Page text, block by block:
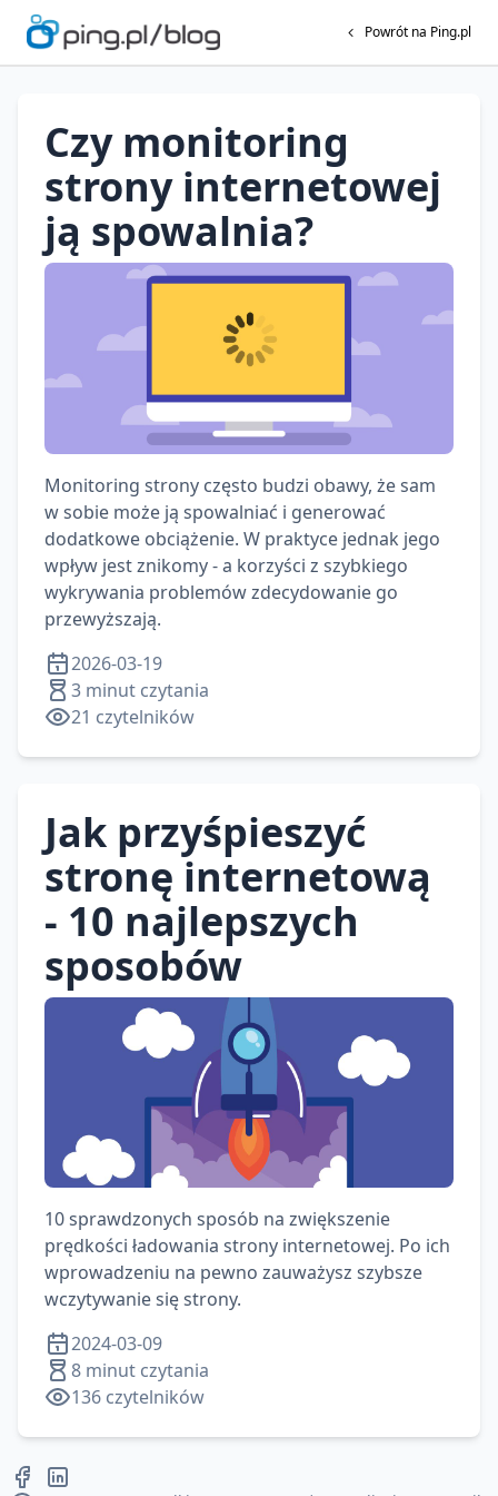
Powrót na Ping.pl
Czy monitoring
strony internetowej
ją spowalnia?
Monitoring strony często budzi obawy, że sam
w sobie może ją spowalniać i generować
dodatkowe obciążenie. W praktyce jednak jego
wpływ jest znikomy - a korzyści z szybkiego
wykrywania problemów zdecydowanie go
przewyższają.
2026-03-19
3 minut czytania
21 czytelników
Jak przyśpieszyć
stronę internetową
- 10 najlepszych
sposobów
10 sprawdzonych sposób na zwiększenie
prędkości ładowania strony internetowej. Po ich
wprowadzeniu na pewno zauważysz szybsze
wczytywanie się strony.
2024-03-09
8 minut czytania
136 czytelników